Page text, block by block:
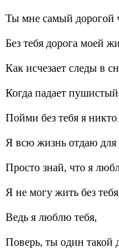
Ты мне самый дорогой
Без тебя дорога моей
Как исчезает следы в
Когда падает
Пойми без тебя я никто
Я всю жизнь отдаю для
Просто знай, что я
Я не могу жить без
Ведь я люблю тебя,
Поверь, ты один такой